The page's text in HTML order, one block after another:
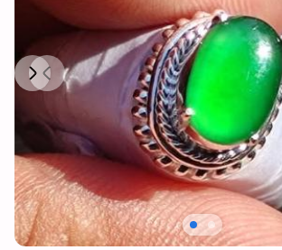
Previous
Next